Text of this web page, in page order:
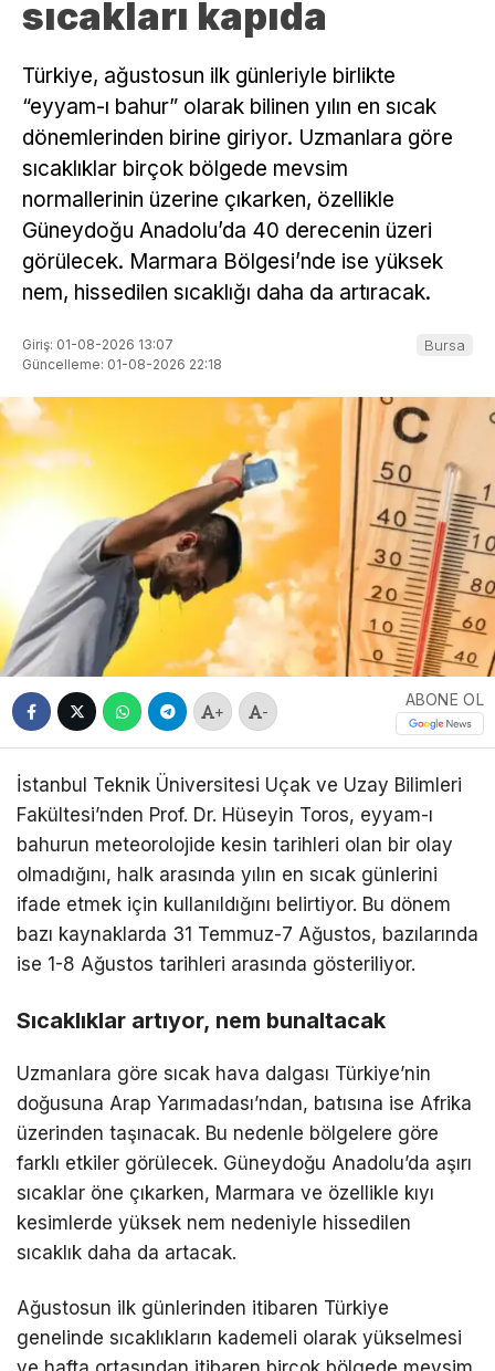
sıcakları kapıda
Türkiye, ağustosun ilk günleriyle birlikte
“eyyam-ı bahur” olarak bilinen yılın en sıcak
dönemlerinden birine giriyor. Uzmanlara göre
sıcaklıklar birçok bölgede mevsim
normallerinin üzerine çıkarken, özellikle
Güneydoğu Anadolu’da 40 derecenin üzeri
görülecek. Marmara Bölgesi’nde ise yüksek
nem, hissedilen sıcaklığı daha da artıracak.
Giriş: 01-08-2026 13:07
Güncelleme: 01-08-2026 22:18
Bursa
+ -
ABONE OL
İstanbul Teknik Üniversitesi Uçak ve Uzay Bilimleri
Fakültesi’nden Prof. Dr. Hüseyin Toros, eyyam-ı
bahurun meteorolojide kesin tarihleri olan bir olay
olmadığını, halk arasında yılın en sıcak günlerini
ifade etmek için kullanıldığını belirtiyor. Bu dönem
bazı kaynaklarda 31 Temmuz-7 Ağustos, bazılarında
ise 1-8 Ağustos tarihleri arasında gösteriliyor.
Sıcaklıklar artıyor, nem bunaltacak
Uzmanlara göre sıcak hava dalgası Türkiye’nin
doğusuna Arap Yarımadası’ndan, batısına ise Afrika
üzerinden taşınacak. Bu nedenle bölgelere göre
farklı etkiler görülecek. Güneydoğu Anadolu’da aşırı
sıcaklar öne çıkarken, Marmara ve özellikle kıyı
kesimlerde yüksek nem nedeniyle hissedilen
sıcaklık daha da artacak.
Ağustosun ilk günlerinden itibaren Türkiye
genelinde sıcaklıkların kademeli olarak yükselmesi